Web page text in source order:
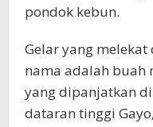
pondok kebun.
Gelar yang
nama adalah buah
yang dipanjatkan
dataran tinggi